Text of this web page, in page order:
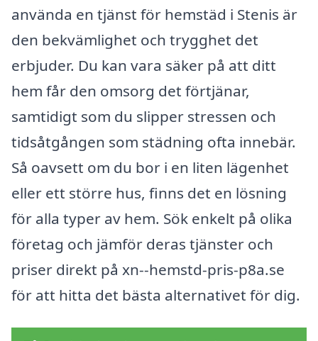
använda en tjänst för hemstäd i Stenis är
den bekvämlighet och trygghet det
erbjuder. Du kan vara säker på att ditt
hem får den omsorg det förtjänar,
samtidigt som du slipper stressen och
tidsåtgången som städning ofta innebär.
Så oavsett om du bor i en liten lägenhet
eller ett större hus, finns det en lösning
för alla typer av hem. Sök enkelt på olika
företag och jämför deras tjänster och
priser direkt på xn--hemstd-pris-p8a.se
för att hitta det bästa alternativet för dig.